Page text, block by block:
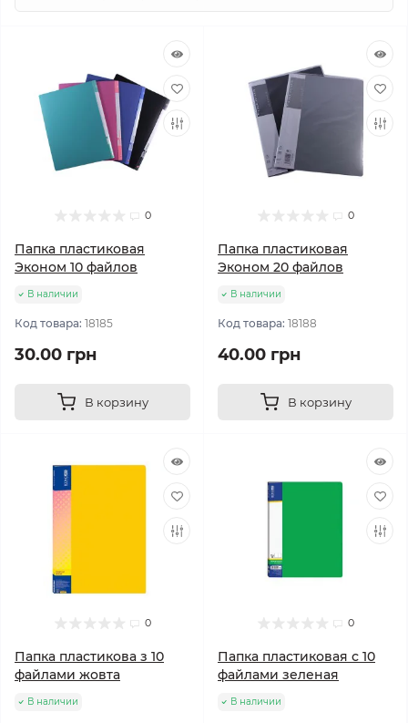
0
Папка пластиковая
Эконом 10 файлов
В наличии
Код товара: 18185
30.00 грн
В корзину
0
Папка пластиковая
Эконом 20 файлов
В наличии
Код товара: 18188
40.00 грн
В корзину
0
Папка пластикова з 10
файлами жовта
В наличии
0
Папка пластиковая с 10
файлами зеленая
В наличии